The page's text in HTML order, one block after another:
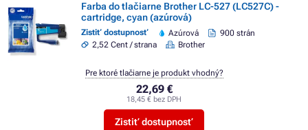
Farba do tlačiarne Brother LC-527 (LC527C) -
cartridge, cyan (azúrová)
Zistiť dostupnosť Azúrová
900 strán
2,52 Cent / strana
Brother
22,69 €
18,45 € bez DPH
Zistiť dostupnosť
Pre ktoré tlačiarne je produkt vhodný?